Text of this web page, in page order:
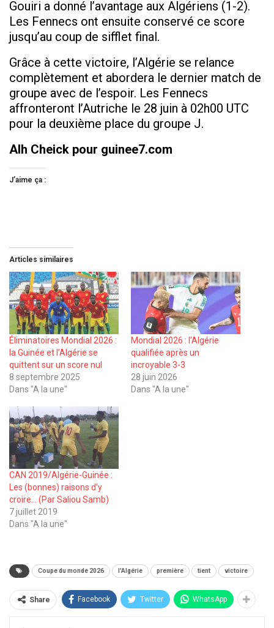
Gouiri a donné l’avantage aux Algériens (1-2).
Les Fennecs ont ensuite conservé ce score
jusqu’au coup de sifflet final.
Grâce à cette victoire, l’Algérie se relance
complètement et abordera le dernier match de
groupe avec de l’espoir. Les Fennecs
affronteront l’Autriche le 28 juin à 02h00 UTC
pour la deuxième place du groupe J.
Alh Cheick pour guinee7.com
J’aime ça :
Articles similaires
Éliminatoires Mondial 2026 :
la Guinée et l’Algérie se
quittent sur un score nul
8 septembre 2025
Dans "A la une"
Mondial 2026 : l’Algérie
qualifiée après un
incroyable 3-3
28 juin 2026
Dans "A la une"
CAN 2019/Algérie-Guinée :
Les (bonnes) raisons d’y
croire… (Par Saliou Samb)
7 juillet 2019
Dans "A la une"
Coupe du monde 2026 l'Algérie première tient victoire
Share Facebook Twitter WhatsApp